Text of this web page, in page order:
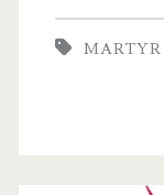
MARTYR